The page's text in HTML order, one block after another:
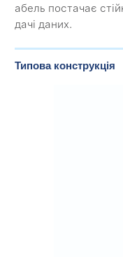
абель постачає
дачі даних.
Типова конструкція